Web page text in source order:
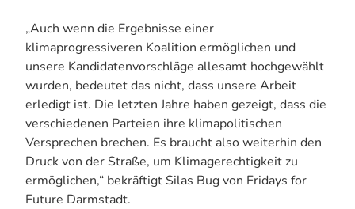
„Auch wenn die Ergebnisse einer
klimaprogressiveren Koalition ermöglichen und
unsere Kandidatenvorschläge allesamt hochgewählt
wurden, bedeutet das nicht, dass unsere Arbeit
erledigt ist. Die letzten Jahre haben gezeigt, dass die
verschiedenen Parteien ihre klimapolitischen
Versprechen brechen. Es braucht also weiterhin den
Druck von der Straße, um Klimagerechtigkeit zu
ermöglichen,“ bekräftigt Silas Bug von Fridays for
Future Darmstadt.